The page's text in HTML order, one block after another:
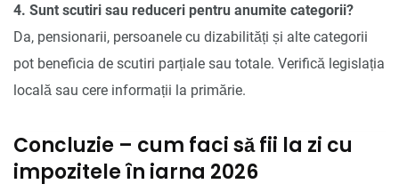
4. Sunt scutiri sau reduceri pentru anumite categorii?
Da, pensionarii, persoanele cu dizabilități și alte categorii
pot beneficia de scutiri parțiale sau totale. Verifică legislația
locală sau cere informații la primărie.
Concluzie – cum faci să fii la zi cu
impozitele în iarna 2026